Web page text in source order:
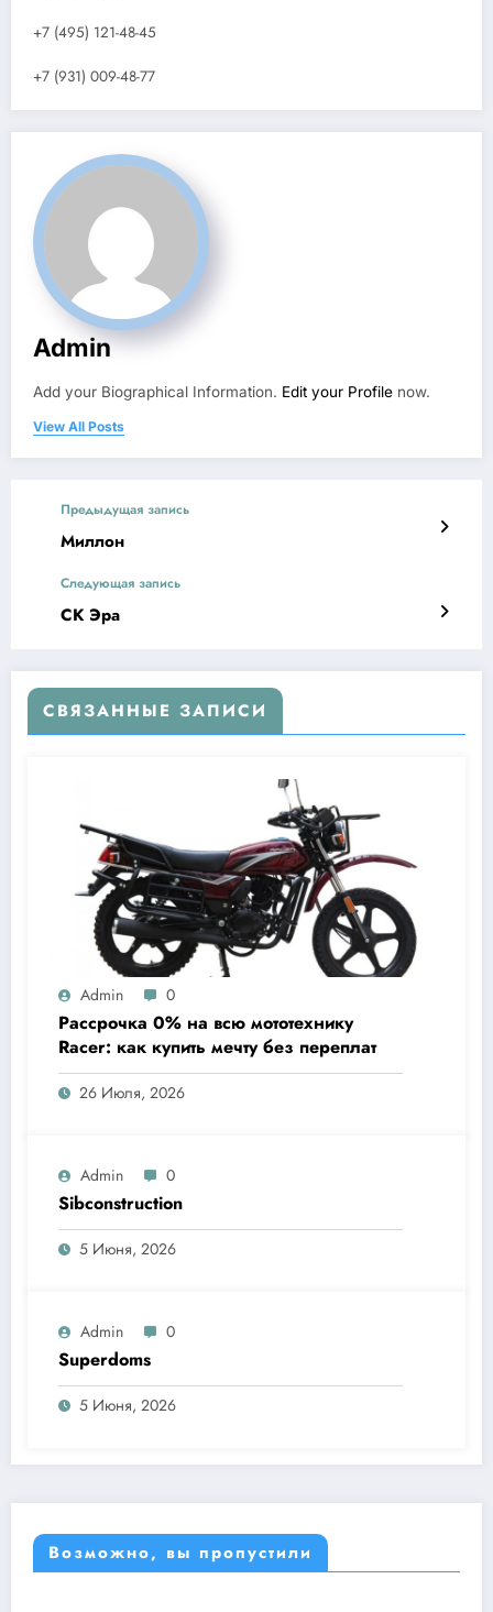
+7 (495) 121-48-45
+7 (931) 009-48-77
Admin
Add your Biographical Information. Edit your Profile now.
View All Posts
Предыдущая запись
Миллон
Следующая запись
СК Эра
СВЯЗАННЫЕ ЗАПИСИ
Admin 0
Рассрочка 0% на всю мототехнику
Racer: как купить мечту без переплат
26 Июля, 2026
Admin 0
Sibconstruction
5 Июня, 2026
Admin 0
Superdoms
5 Июня, 2026
Возможно, вы пропустили